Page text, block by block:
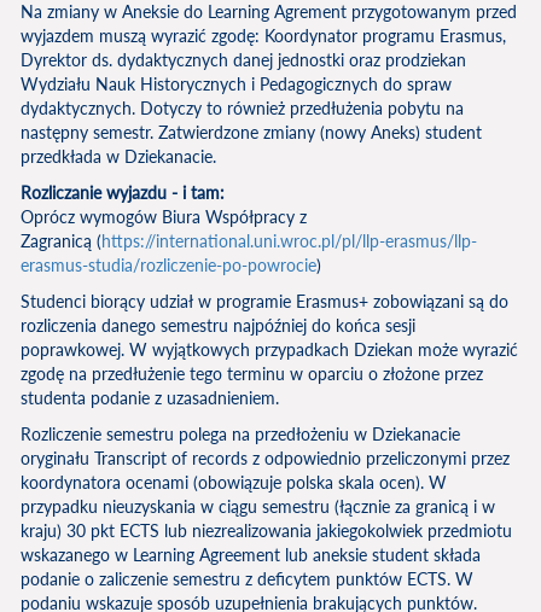
Na zmiany w Aneksie do Learning Agrement przygotowanym przed
wyjazdem muszą wyrazić zgodę: Koordynator programu Erasmus,
Dyrektor ds. dydaktycznych danej jednostki oraz prodziekan
Wydziału Nauk Historycznych i Pedagogicznych do spraw
dydaktycznych. Dotyczy to również przedłużenia pobytu na
następny semestr. Zatwierdzone zmiany (nowy Aneks) student
przedkłada w Dziekanacie.
Rozliczanie wyjazdu - i tam:
Oprócz wymogów Biura Współpracy z
Zagranicą (https://international.uni.wroc.pl/pl/llp-erasmus/llp-
erasmus-studia/rozliczenie-po-powrocie)
Studenci biorący udział w programie Erasmus+ zobowiązani są do
rozliczenia danego semestru najpóźniej do końca sesji
poprawkowej. W wyjątkowych przypadkach Dziekan może wyrazić
zgodę na przedłużenie tego terminu w oparciu o złożone przez
studenta podanie z uzasadnieniem.
Rozliczenie semestru polega na przedłożeniu w Dziekanacie
oryginału Transcript of records z odpowiednio przeliczonymi przez
koordynatora ocenami (obowiązuje polska skala ocen). W
przypadku nieuzyskania w ciągu semestru (łącznie za granicą i w
kraju) 30 pkt ECTS lub niezrealizowania jakiegokolwiek przedmiotu
wskazanego w Learning Agreement lub aneksie student składa
podanie o zaliczenie semestru z deficytem punktów ECTS. W
podaniu wskazuje sposób uzupełnienia brakujących punktów.